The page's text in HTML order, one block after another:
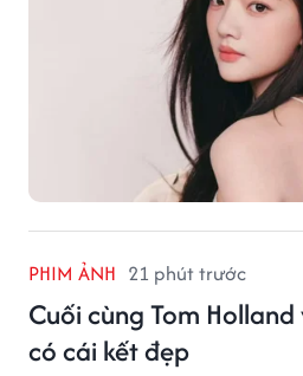
PHIM ẢNH 21 phút trước
Cuối cùng Tom
có cái kết đẹp